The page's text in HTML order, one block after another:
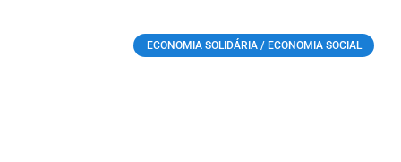
ECONOMIA SOLIDÁRIA / ECONOMIA SOCIAL